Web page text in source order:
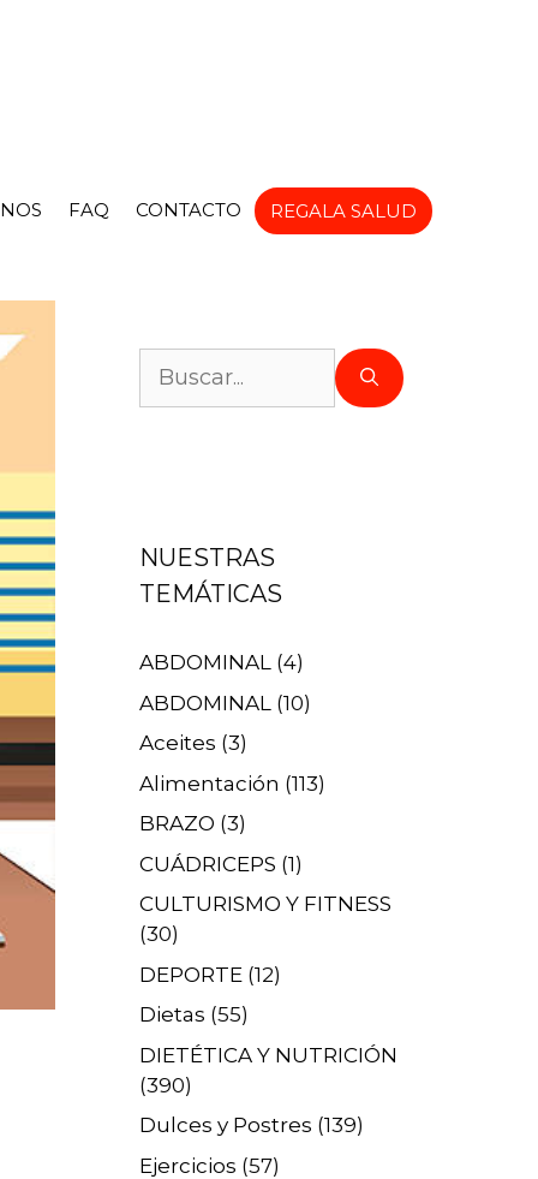
FAQ CONTACTO REGALA SALUD
NUESTRAS
TEMÁTICAS
ABDOMINAL (4)
ABDOMINAL (10)
Aceites (3)
Alimentación (113)
BRAZO (3)
CUÁDRICEPS (1)
CULTURISMO Y FITNESS
(30)
DEPORTE (12)
Dietas (55)
DIETÉTICA Y NUTRICIÓN
(390)
Dulces y Postres (139)
Ejercicios (57)